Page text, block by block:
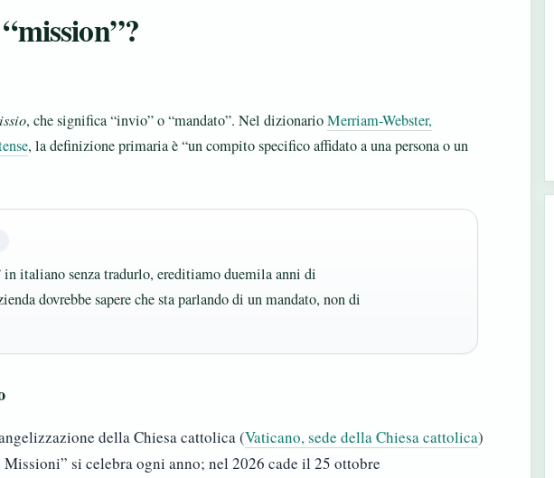
, che significa “invio” o “mandato”. Nel dizionarioMerriam-Webster,
, la definizione primaria è “un compito specifico affidato a una persona o un
in italiano senza tradurlo, ereditiamo duemila anni di
dovrebbe sapere che sta parlando di un mandato, non di
della Chiesa cattolica (Vaticano, sede della Chiesa cattolica)
si celebra ogni anno; nel 2026 cade il 25 ottobre